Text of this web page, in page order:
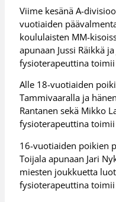
Viime kesänä A-
vuotiaiden
koululaisten MM-
apunaan Jussi Räikkä
fysioterapeuttina toimii
Alle 18-vuotiaiden
Tammivaaralla ja
Rantanen sekä Mikko
fysioterapeuttina
16-vuotiaiden poikien
Toijala apunaan Jari
miesten joukkuetta
fysioterapeuttina toimii